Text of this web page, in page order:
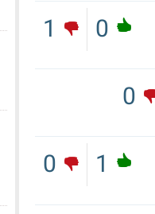
0
1
0
1
0